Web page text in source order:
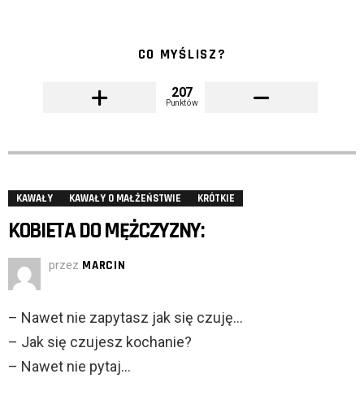
CO MYŚLISZ?
207
Punktów
KAWAŁY KAWAŁY O MAŁŻEŃSTWIE KRÓTKIE
KOBIETA DO MĘŻCZYZNY:
przez MARCIN
– Nawet nie zapytasz jak się czuję…
– Jak się czujesz kochanie?
– Nawet nie pytaj…